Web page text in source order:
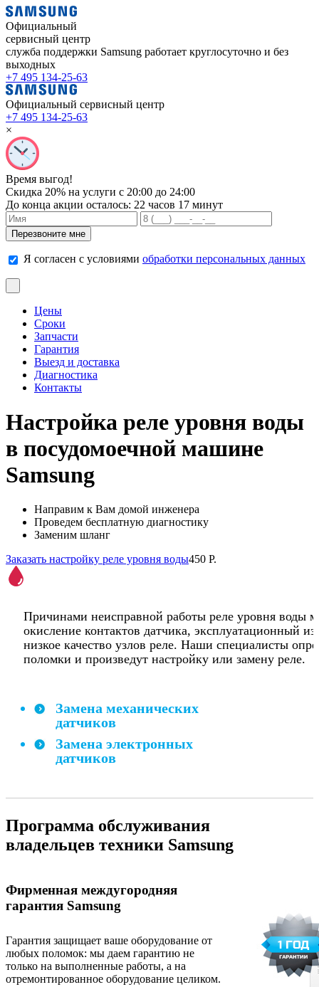
Официальный
сервисный центр
служба поддержки Samsung работает круглосуточно и без
выходных
+7 495 134-25-63
Официальный сервисный центр
+7 495 134-25-63
×
Время выгод!
Скидка 20% на услуги с 20:00 до 24:00
До конца акции осталось: 22 часов 17 минут
Я согласен с условиями обработки персональных данных
Цены
Сроки
Запчасти
Гарантия
Выезд и доставка
Диагностика
Контакты
Настройка реле уровня воды
в посудомоечной машине
Samsung
Направим к Вам домой инженера
Проведем бесплатную диагностику
Заменим шланг
Заказать настройку реле уровня воды450 Р.
Причинами неисправной работы реле уровня воды
окисление контактов датчика, эксплуатационный
низкое качество узлов реле. Наши специалисты
поломки и произведут настройку или замену реле.
Замена механических
датчиков
Замена электронных
датчиков
Программа обслуживания
владельцев техники Samsung
Фирменная междугородняя
гарантия Samsung
Гарантия защищает ваше оборудование от
любых поломок: мы даем гарантию не
только на выполненные работы, а на
отремонтированное оборудование целиком.